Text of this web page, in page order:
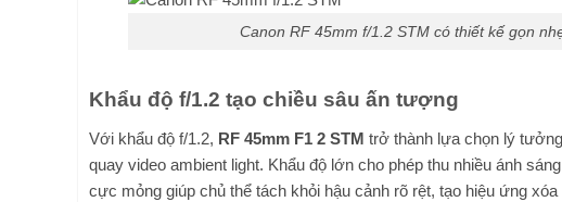
Canon RF 45mm f/1.2 STM có thiết kế gọn
Khẩu độ f/1.2 tạo chiều sâu ấn tượng
Với khẩu độ f/1.2, RF 45mm F1 2 STM trở thành lựa chọn lý
quay video ambient light. Khẩu độ lớn cho phép thu nhiều ánh
cực mỏng giúp chủ thể tách khỏi hậu cảnh rõ rệt, tạo hiệu ứng